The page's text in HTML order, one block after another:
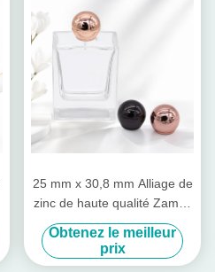
25 mm x 30,8 mm Alliage de
zinc de haute qualité Zamac
Cap de parfum avec finition
miroir et couleurs
personnalisables
Obtenez le meilleur
prix